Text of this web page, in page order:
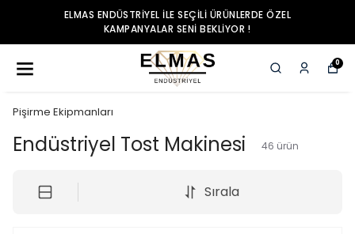
ELMAS ENDÜSTRIYEL ILE SEÇILI ÜRÜNLERDE ÖZEL
KAMPANYALAR SENI BEKLIYOR !
0
Pişirme Ekipmanları
Endüstriyel Tost Makinesi 46 ürün
Sırala